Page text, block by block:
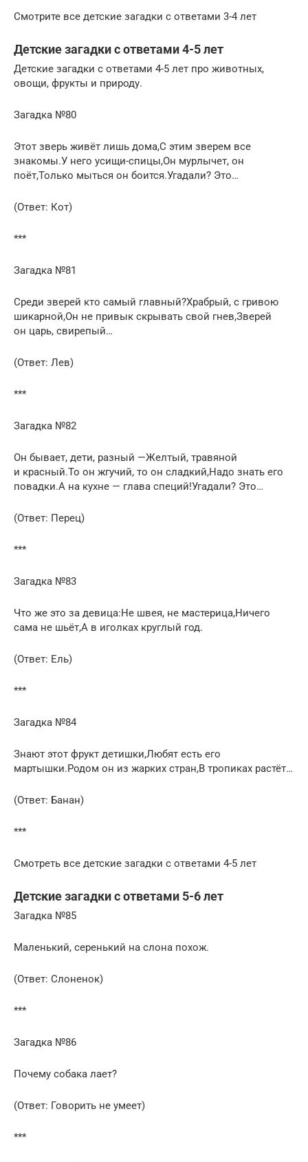
Смотрите все детские загадки с ответами 3-4 лет
Детские загадки с ответами 4-5 лет
Детские загадки с ответами 4-5 лет про животных,
овощи, фрукты и природу.
Загадка №80
Этот зверь живёт лишь дома,С этим зверем все
знакомы.У него усищи-спицы,Он мурлычет, он
поёт,Только мыться он боится.Угадали? Это…
(Ответ: Кот)
***
Загадка №81
Среди зверей кто самый главный?Храбрый, с гривою
шикарной,Он не привык скрывать свой гнев,Зверей
он царь, свирепый…
(Ответ: Лев)
***
Загадка №82
Он бывает, дети, разный —Желтый, травяной
и красный.То он жгучий, то он сладкий,Надо знать его
повадки.А на кухне — глава специй!Угадали? Это…
(Ответ: Перец)
***
Загадка №83
Что же это за девица:Не швея, не мастерица,Ничего
сама не шьёт,А в иголках круглый год.
(Ответ: Ель)
***
Загадка №84
Знают этот фрукт детишки,Любят есть его
мартышки.Родом он из жарких стран,В тропиках растёт…
(Ответ: Банан)
***
Смотреть все детские загадки с ответами 4-5 лет
Детские загадки с ответами 5-6 лет
Загадка №85
Маленький, серенький на слона похож.
(Ответ: Слоненок)
***
Загадка №86
Почему собака лает?
(Ответ: Говорить не умеет)
***